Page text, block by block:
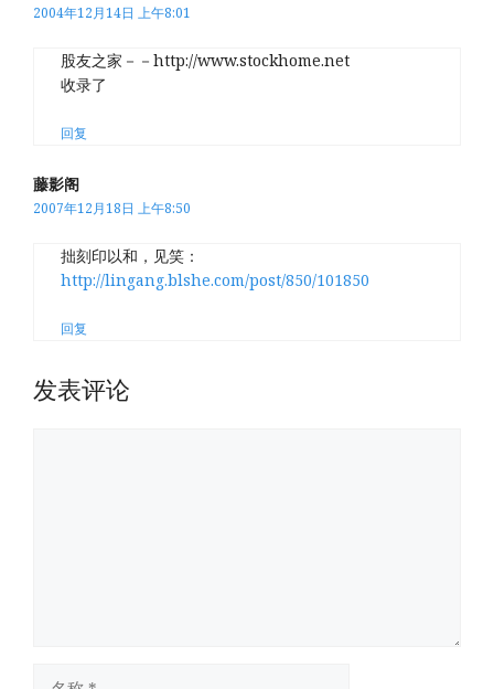
2004年12月14日 上午8:01
股友之家－－http://www.stockhome.net
收录了
回复
藤影阁
2007年12月18日 上午8:50
拙刻印以和，见笑：
http://lingang.blshe.com/post/850/101850
回复
发表评论